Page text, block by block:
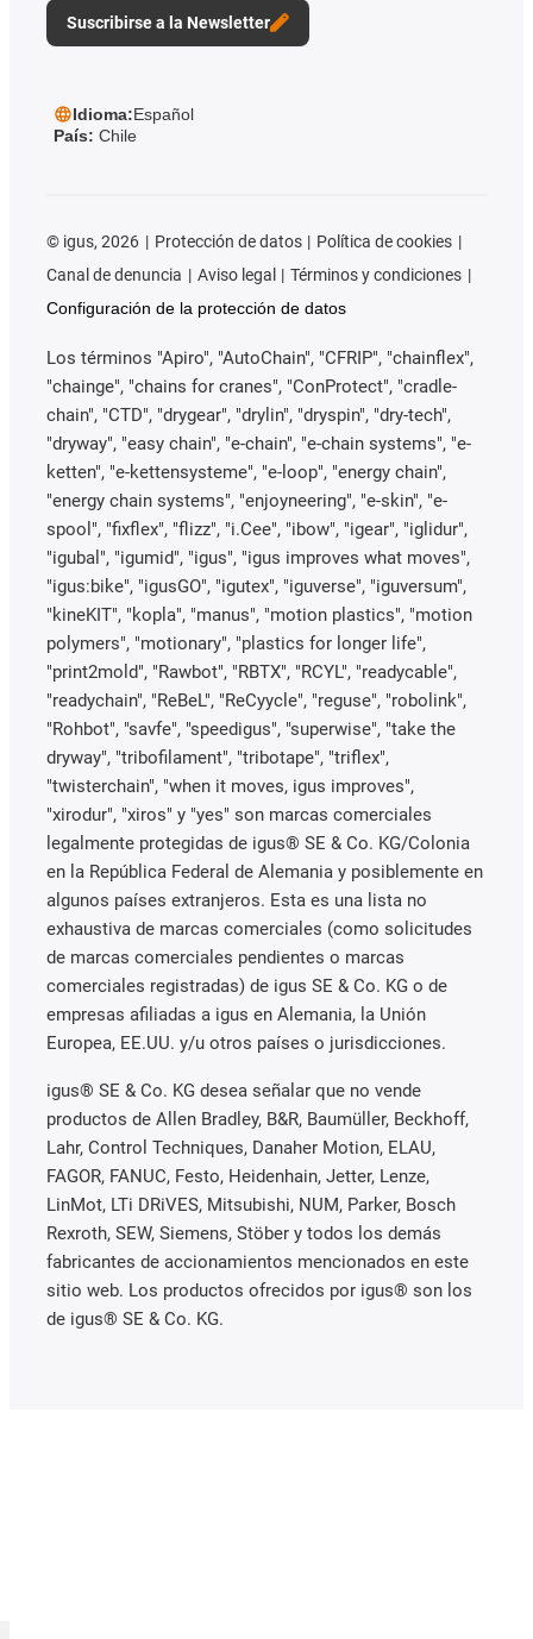
Suscribirse a la Newsletter
Idioma:Español
País: Chile
© igus, 2026 Protección de datos
Política de cookies
Canal de denuncia
Aviso legal
Términos y condiciones
Configuración de la protección de datos
Los términos "Apiro", "AutoChain", "CFRIP", "chainflex",
"chainge", "chains for cranes", "ConProtect", "cradle-
chain", "CTD", "drygear", "drylin", "dryspin", "dry-tech",
"dryway", "easy chain", "e-chain", "e-chain systems", "e-
ketten", "e-kettensysteme", "e-loop", "energy chain",
"energy chain systems", "enjoyneering", "e-skin", "e-
spool", "fixflex", "flizz", "i.Cee", "ibow", "igear", "iglidur",
"igubal", "igumid", "igus", "igus improves what moves",
"igus:bike", "igusGO", "igutex", "iguverse", "iguversum",
"kineKIT", "kopla", "manus", "motion plastics", "motion
polymers", "motionary", "plastics for longer life",
"print2mold", "Rawbot", "RBTX", "RCYL", "readycable",
"readychain", "ReBeL", "ReCyycle", "reguse", "robolink",
"Rohbot", "savfe", "speedigus", "superwise", "take the
dryway", "tribofilament", "tribotape", "triflex",
"twisterchain", "when it moves, igus improves",
"xirodur", "xiros" y "yes" son marcas comerciales
legalmente protegidas de igus® SE & Co. KG/Colonia
en la República Federal de Alemania y posiblemente en
algunos países extranjeros. Esta es una lista no
exhaustiva de marcas comerciales (como solicitudes
de marcas comerciales pendientes o marcas
comerciales registradas) de igus SE & Co. KG o de
empresas afiliadas a igus en Alemania, la Unión
Europea, EE.UU. y/u otros países o jurisdicciones.
igus® SE & Co. KG desea señalar que no vende
productos de Allen Bradley, B&R, Baumüller, Beckhoff,
Lahr, Control Techniques, Danaher Motion, ELAU,
FAGOR, FANUC, Festo, Heidenhain, Jetter, Lenze,
LinMot, LTi DRiVES, Mitsubishi, NUM, Parker, Bosch
Rexroth, SEW, Siemens, Stöber y todos los demás
fabricantes de accionamientos mencionados en este
sitio web. Los productos ofrecidos por igus® son los
de igus® SE & Co. KG.